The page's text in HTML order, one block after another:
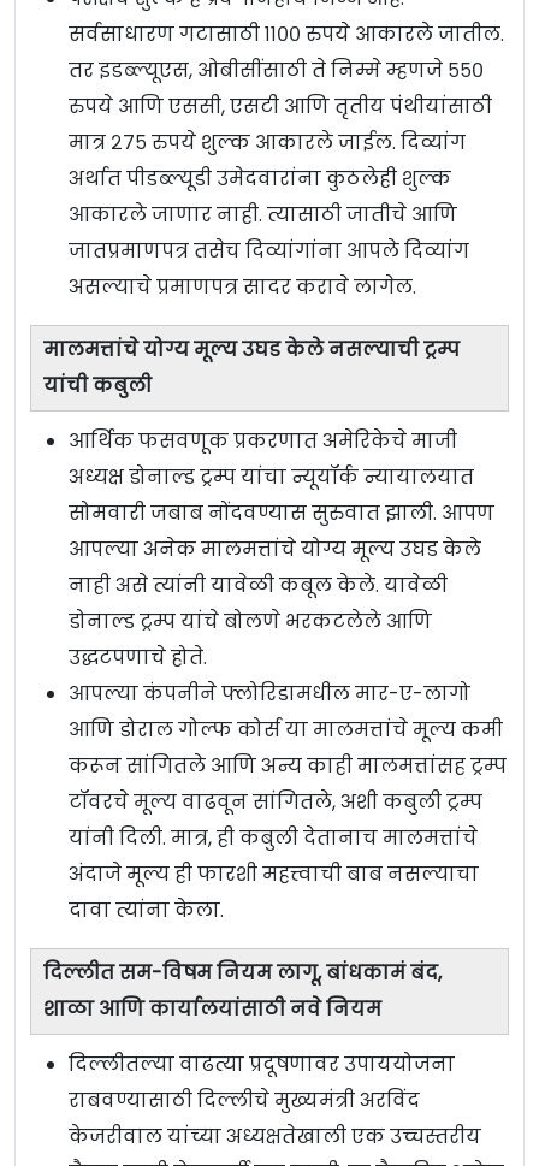
सर्वसाधारण गटासाठी ११०० रुपये आकारले जातील.
तर इडब्ल्यूएस, ओबीसींसाठी ते निम्मे म्हणजे ५५०
रुपये आणि एससी, एसटी आणि तृतीय पंथीयांसाठी
मात्र २७५ रुपये शुल्क आकारले जाईल. दिव्यांग
अर्थात पीडब्ल्यूडी उमेदवारांना कुठलेही शुल्क
आकारले जाणार नाही. त्यासाठी जातीचे आणि
जातप्रमाणपत्र तसेच दिव्यांगांना आपले दिव्यांग
असल्याचे प्रमाणपत्र सादर करावे लागेल.
मालमत्तांचे योग्य मूल्य उघड केले नसल्याची ट्रम्प
यांची कबुली
आर्थिक फसवणूक प्रकरणात अमेरिकेचे माजी
अध्यक्ष डोनाल्ड ट्रम्प यांचा न्यूयॉर्क न्यायालयात
सोमवारी जबाब नोंदवण्यास सुरुवात झाली. आपण
आपल्या अनेक मालमत्तांचे योग्य मूल्य उघड केले
नाही असे त्यांनी यावेळी कबूल केले. यावेळी
डोनाल्ड ट्रम्प यांचे बोलणे भरकटलेले आणि
उद्धटपणाचे होते.
आपल्या कंपनीने फ्लोरिडामधील मार-ए-लागो
आणि डोराल गोल्फ कोर्स या मालमत्तांचे मूल्य कमी
करून सांगितले आणि अन्य काही मालमत्तांसह ट्रम्प
टॉवरचे मूल्य वाढवून सांगितले, अशी कबुली ट्रम्प
यांनी दिली. मात्र, ही कबुली देतानाच मालमत्तांचे
अंदाजे मूल्य ही फारशी महत्त्वाची बाब नसल्याचा
दावा त्यांना केला.
दिल्लीत सम-विषम नियम लागू, बांधकामं बंद,
शाळा आणि कार्यालयांसाठी नवे नियम
दिल्लीतल्या वाढत्या प्रदूषणावर उपाययोजना
राबवण्यासाठी दिल्लीचे मुख्यमंत्री अरविंद
केजरीवाल यांच्या अध्यक्षतेखाली एक उच्चस्तरीय